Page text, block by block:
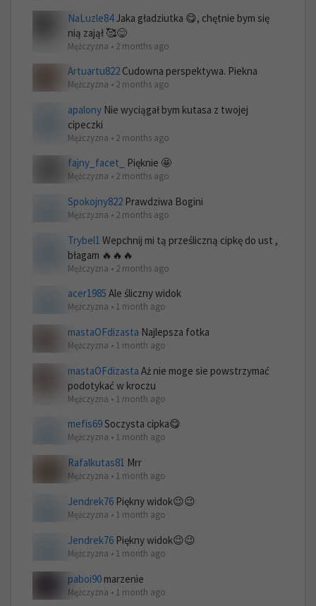
NaLuzle84Jaka gładziutka 😋, chętnie bym się
nią zajął 🥰😋
Mężczyzna • 2 months ago
Artuartu822 Cudowna perspektywa. Piekna
Mężczyzna • 2 months ago
apalony Nie wyciągał bym kutasa z twojej
cipeczki
Mężczyzna • 2 months ago
fajny_facet_ Pięknie 🤩
Mężczyzna • 2 months ago
Spokojny822 Prawdziwa Bogini
Mężczyzna • 2 months ago
Trybel1 Wepchnij mi tą prześliczną cipkę do ust ,
błagam 🔥🔥🔥
Mężczyzna • 2 months ago
acer1985 Ale śliczny widok
Mężczyzna • 1 month ago
mastaOFdizasta Najlepsza fotka
Mężczyzna • 1 month ago
mastaOFdizasta Aż nie moge sie powstrzymać
podotykać w kroczu
Mężczyzna • 1 month ago
mefis69Soczysta cipka😋
Mężczyzna • 1 month ago
Rafalkutas81 Mrr
Mężczyzna • 1 month ago
Jendrek76 Piękny widok😉😉
Mężczyzna • 1 month ago
Jendrek76 Piękny widok😉😉
Mężczyzna • 1 month ago
paboi90 marzenie
Mężczyzna • 1 month ago